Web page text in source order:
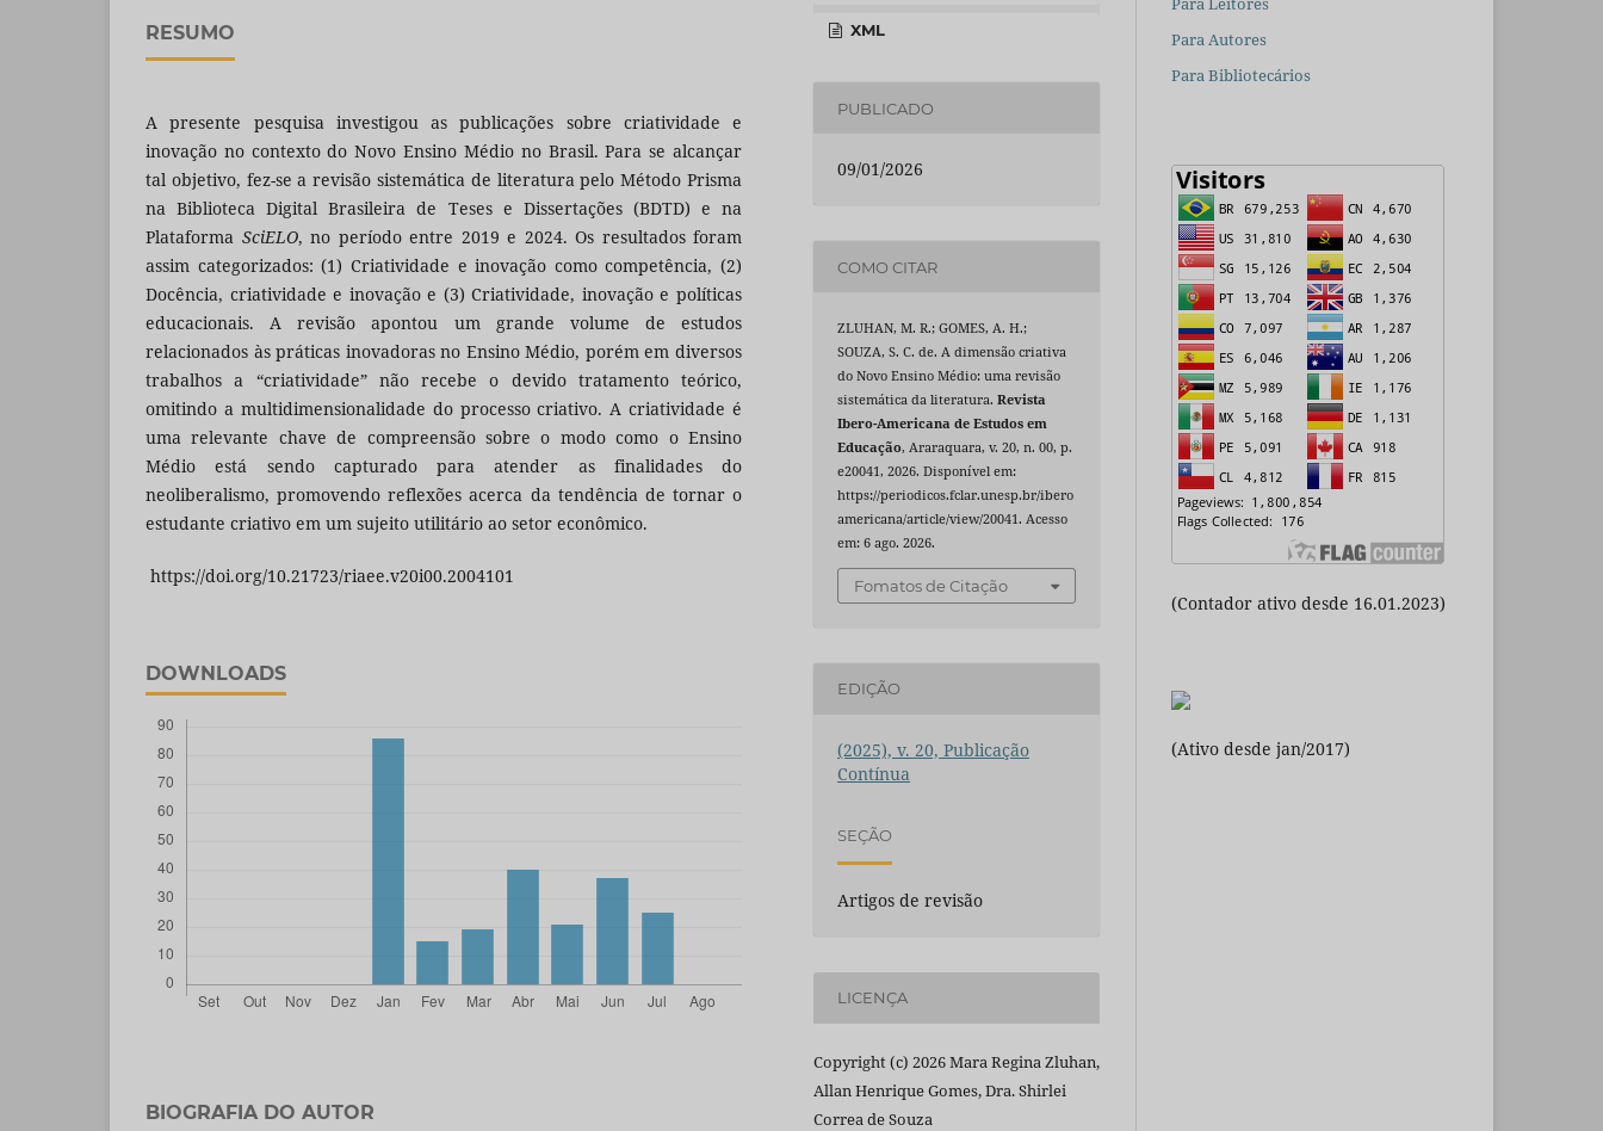
RESUMO
A presente pesquisa investigou as publicações sobre criatividade e
inovação no contexto do Novo Ensino Médio no Brasil. Para se alcançar
tal objetivo, fez-se a revisão sistemática de literatura pelo Método Prisma
na Biblioteca Digital Brasileira de Teses e Dissertações (BDTD) e na
Plataforma SciELO, no período entre 2019 e 2024. Os resultados foram
assim categorizados: (1) Criatividade e inovação como competência, (2)
Docência, criatividade e inovação e (3) Criatividade, inovação e políticas
educacionais. A revisão apontou um grande volume de estudos
relacionados às práticas inovadoras no Ensino Médio, porém em diversos
trabalhos a “criatividade” não recebe o devido tratamento teórico,
omitindo a multidimensionalidade do processo criativo. A criatividade é
uma relevante chave de compreensão sobre o modo como o Ensino
Médio está sendo capturado para atender as finalidades do
neoliberalismo, promovendo reflexões acerca da tendência de tornar o
estudante criativo em um sujeito utilitário ao setor econômico.
https://doi.org/10.21723/riaee.v20i00.2004101
DOWNLOADS
BIOGRAFIA DO AUTOR
XML
PUBLICADO
09/01/2026
COMO CITAR
ZLUHAN, M. R.; GOMES, A. H.;
SOUZA, S. C. de. A dimensão criativa
do Novo Ensino Médio: uma revisão
sistemática da literatura.Revista
Ibero-Americana de Estudos em
Educação, Araraquara, v. 20, n. 00, p.
e20041, 2026. Disponível em:
https://periodicos.fclar.unesp.br/ibero
americana/article/view/20041. Acesso
em: 6 ago. 2026.
Fomatos de Citação
EDIÇÃO
(2025), v. 20, Publicação
Contínua
SEÇÃO
Artigos de revisão
LICENÇA
Copyright (c) 2026 Mara Regina Zluhan,
Allan Henrique Gomes, Dra. Shirlei
Correa de Souza
Para Autores
Para Bibliotecários
(Contador ativo desde 16.01.2023)
(Ativo desde jan/2017)